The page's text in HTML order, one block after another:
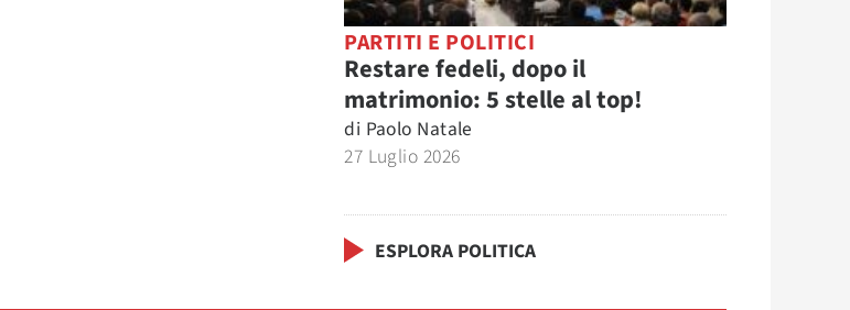
PARTITI E POLITICI
Restare fedeli, dopo il
matrimonio: 5 stelle al top!
di Paolo Natale
27 Luglio 2026
ESPLORA POLITICA